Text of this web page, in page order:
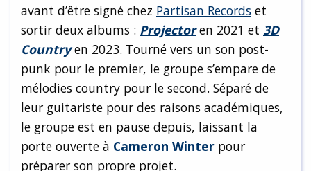
avant d’être signé chez Partisan Records et
sortir deux albums : Projectoren 2021 et 3D
Countryen 2023. Tourné vers un son post-
punk pour le premier, le groupe s’empare de
mélodies country pour le second. Séparé de
leur guitariste pour des raisons académiques,
le groupe est en pause depuis, laissant la
porte ouverte à Cameron Winter pour
préparer son propre projet.